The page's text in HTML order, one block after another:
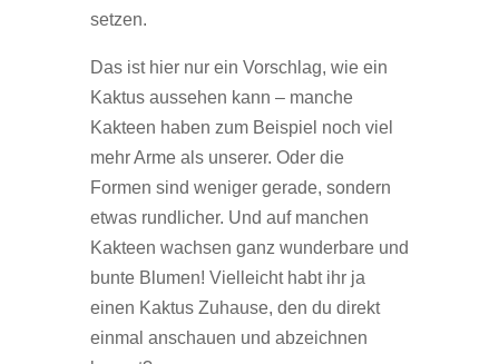
setzen.
Das ist hier nur ein Vorschlag, wie ein
Kaktus aussehen kann – manche
Kakteen haben zum Beispiel noch viel
mehr Arme als unserer. Oder die
Formen sind weniger gerade, sondern
etwas rundlicher. Und auf manchen
Kakteen wachsen ganz wunderbare und
bunte Blumen! Vielleicht habt ihr ja
einen Kaktus Zuhause, den du direkt
einmal anschauen und abzeichnen